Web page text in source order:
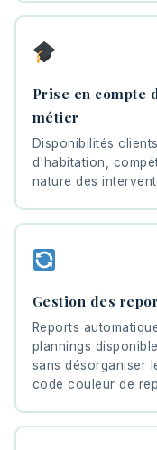
Prise en compte
métier
Disponibilités
d'habitation,
nature des
Gestion des
Reports
plannings
sans désorganiser
code couleur de